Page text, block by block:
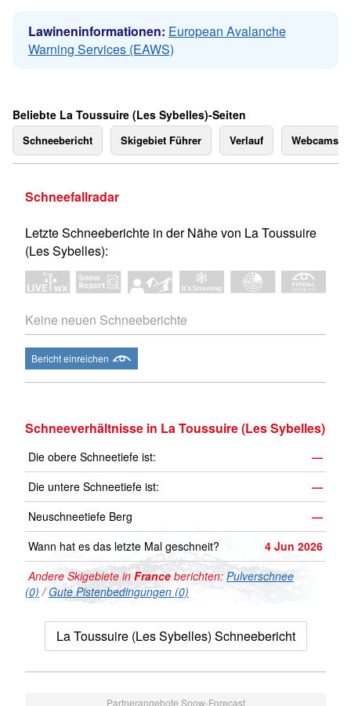
Lawineninformationen: European Avalanche
Warning Services (EAWS)
Beliebte La Toussuire (Les Sybelles)-Seiten
Schneebericht Skigebiet Führer Verlauf Webcams
Schneefallradar
Letzte Schneeberichte in der Nähe von La Toussuire
(Les Sybelles):
Keine neuen Schneeberichte
Bericht einreichen
Schneeverhältnisse in La Toussuire (Les Sybelles)
Die obere Schneetiefe ist:
—
Die untere Schneetiefe ist:
—
Neuschneetiefe Berg
—
Wann hat es das letzte Mal geschneit?
4 Jun 2026
Andere Skigebiete inFrance berichten: Pulverschnee
(0) /Gute Pistenbedingungen (0)
La Toussuire (Les Sybelles) Schneebericht
Partnerangebote Snow-Forecast